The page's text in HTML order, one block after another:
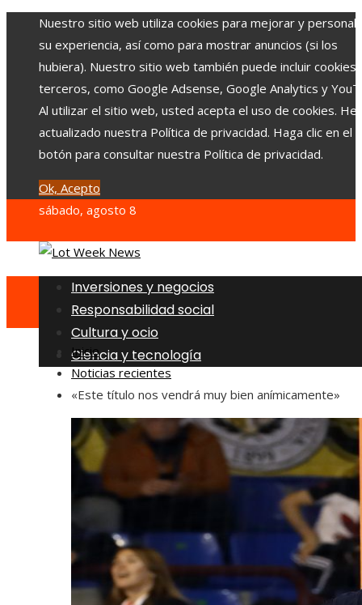
Nuestro sitio web utiliza cookies para mejorar y
su experiencia, así como para mostrar anuncios (si los
hubiera). Nuestro sitio web también puede incluir cookies
terceros, como Google Adsense, Google Analytics y
Al utilizar el sitio web, usted acepta el uso de cookies.
actualizado nuestra Política de privacidad. Haga clic en el
botón para consultar nuestra Política de privacidad.
Ok, Acepto
sábado, agosto 8
Inversiones y negocios
Responsabilidad social
Cultura y ocio
Ciencia y tecnología
Inicio
Noticias recientes
«Este título nos vendrá muy bien anímicamente»